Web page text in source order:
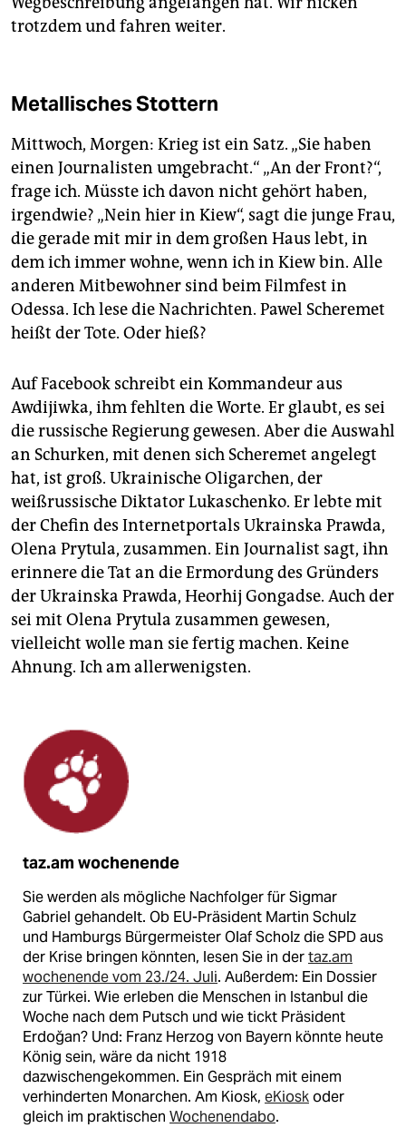
trotzdem und fahren weiter.
Metallisches Stottern
Mittwoch, Morgen: Krieg ist ein Satz. „Sie haben
einen Journalisten umgebracht.“ „An der Front?“,
frage ich. Müsste ich davon nicht gehört haben,
irgendwie? „Nein hier in Kiew“, sagt die junge Frau,
die gerade mit mir in dem großen Haus lebt, in
dem ich immer wohne, wenn ich in Kiew bin. Alle
anderen Mitbewohner sind beim Filmfest in
Odessa. Ich lese die Nachrichten. Pawel Scheremet
heißt der Tote. Oder hieß?
Auf Facebook schreibt ein Kommandeur aus
Awdijiwka, ihm fehlten die Worte. Er glaubt, es sei
die russische Regierung gewesen. Aber die Auswahl
an Schurken, mit denen sich Scheremet angelegt
hat, ist groß. Ukrainische Oligarchen, der
weißrussische Diktator Lukaschenko. Er lebte mit
der Chefin des Internetportals Ukrainska Prawda,
Olena Prytula, zusammen. Ein Journalist sagt, ihn
erinnere die Tat an die Ermordung des Gründers
der Ukrainska Prawda, Heorhij Gongadse. Auch der
sei mit Olena Prytula zusammen gewesen,
vielleicht wolle man sie fertig machen. Keine
Ahnung. Ich am allerwenigsten.
taz.am wochenende
Sie werden als mögliche Nachfolger für Sigmar
Gabriel gehandelt. Ob EU-Präsident Martin Schulz
und Hamburgs Bürgermeister Olaf Scholz die SPD aus
der Krise bringen könnten, lesen Sie in dertaz.am
wochenende vom 23./24. Juli. Außerdem: Ein Dossier
zur Türkei. Wie erleben die Menschen in Istanbul die
Woche nach dem Putsch und wie tickt Präsident
Erdoğan? Und: Franz Herzog von Bayern könnte heute
König sein, wäre da nicht 1918
dazwischengekommen. Ein Gespräch mit einem
verhinderten Monarchen. Am Kiosk, eKioskoder
gleich im praktischen Wochenendabo.